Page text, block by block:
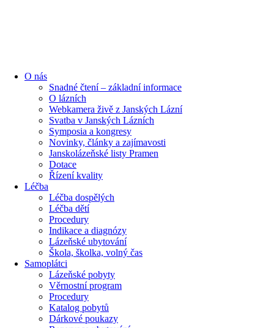
O nás
Snadné čtení – základní informace
O lázních
Webkamera živě z Janských Lázní
Svatba v Janských Lázních
Symposia a kongresy
Novinky, články a zajímavosti
Janskolázeňské listy Pramen
Dotace
Řízení kvality
Léčba
Léčba dospělých
Léčba dětí
Procedury
Indikace a diagnózy
Lázeňské ubytování
Škola, školka, volný čas
Samoplátci
Lázeňské pobyty
Věrnostní program
Procedury
Katalog pobytů
Dárkové poukazy​